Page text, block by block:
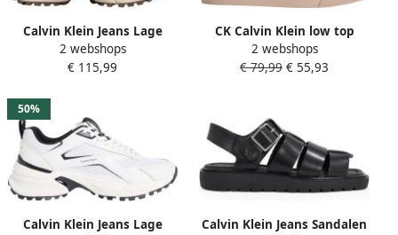
Calvin Klein Jeans Lage
Sneakers Hw0hw03107
2 webshops
€ 115,99
CK Calvin Klein low top
sneakers met plateauzool
2 webshops
€ 79,99 € 55,93
50%
Calvin Klein Jeans Lage
Calvin Klein Jeans Sandalen